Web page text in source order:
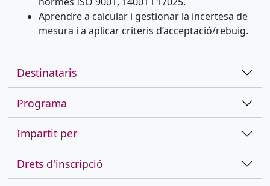
Aprendre a calcular i gestionar la incertesa de
mesura i a aplicar criteris d’acceptació/rebuig.
Destinataris
Programa
Impartit per
Drets d'inscripció